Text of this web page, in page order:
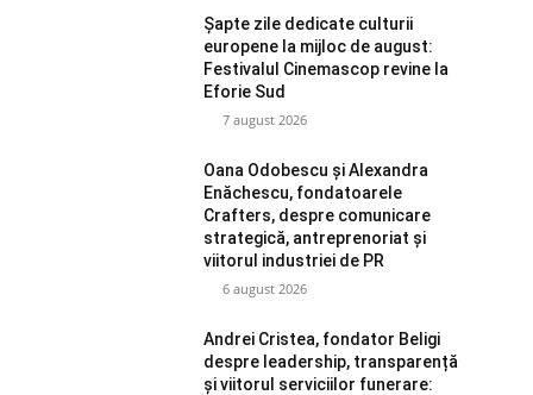
Șapte zile dedicate culturii
europene la mijloc de august:
Festivalul Cinemascop revine la
Eforie Sud
7 august 2026
Oana Odobescu și Alexandra
Enăchescu, fondatoarele
Crafters, despre comunicare
strategică, antreprenoriat și
viitorul industriei de PR
6 august 2026
Andrei Cristea, fondator Beligi
despre leadership, transparență
și viitorul serviciilor funerare: